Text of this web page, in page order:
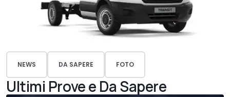
NEWS DA SAPERE FOTO
Ultimi Prove e Da Sapere